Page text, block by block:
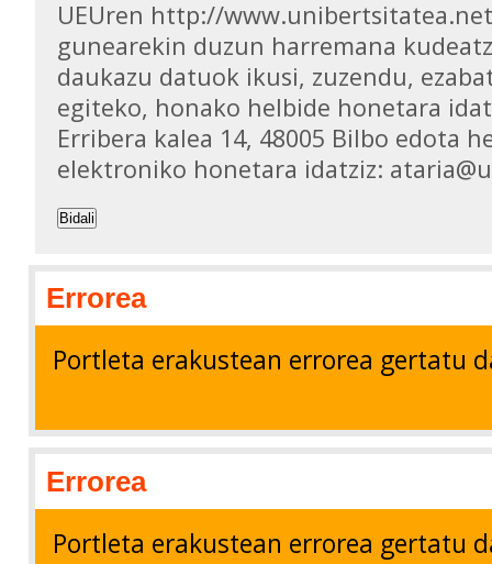
UEUren http://
gunearekin duzun harremana
daukazu datuok ikusi, zuzendu,
egiteko, honako helbide honetara
Erribera kalea 14, 48005 Bilbo edota
elektroniko honetara idatziz:
Bidali
Errorea
Portleta erakustean errorea gertatu
Errorea
Portleta erakustean errorea gertatu